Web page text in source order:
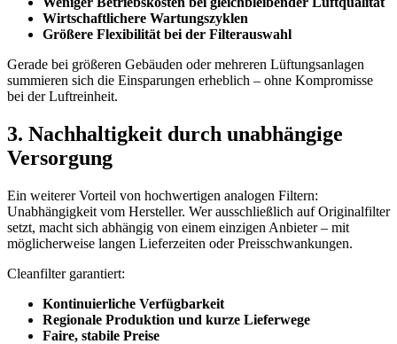
Wirtschaftlichere Wartungszyklen
Größere Flexibilität bei der Filterauswahl
Gerade bei größeren Gebäuden oder mehreren Lüftungsanlagen
summieren sich die Einsparungen erheblich – ohne Kompromisse
bei der Luftreinheit.
3. Nachhaltigkeit durch unabhängige
Versorgung
Ein weiterer Vorteil von hochwertigen analogen Filtern:
Unabhängigkeit vom Hersteller. Wer ausschließlich auf Originalfilter
setzt, macht sich abhängig von einem einzigen Anbieter – mit
möglicherweise langen Lieferzeiten oder Preisschwankungen.
Cleanfilter garantiert:
Kontinuierliche Verfügbarkeit
Regionale Produktion und kurze Lieferwege
Faire, stabile Preise